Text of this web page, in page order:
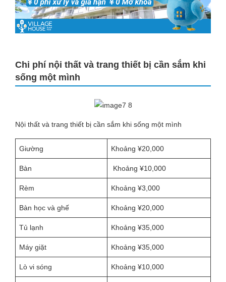
Chi phí nội thất và trang thiết bị cần sắm khi
sống một mình
Nội thất và trang thiết bị cần sắm khi sống một mình
Giường Khoảng ¥20,000
Bàn Khoảng ¥10,000
Rèm Khoảng ¥3,000
Bàn học và ghế Khoảng ¥20,000
Tủ lạnh Khoảng ¥35,000
Máy giặt Khoảng ¥35,000
Lò vi sóng Khoảng ¥10,000